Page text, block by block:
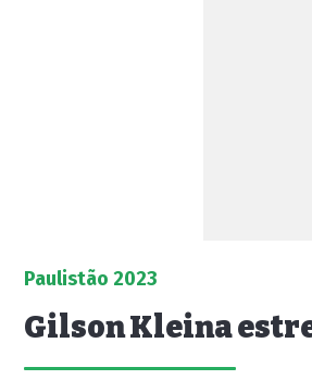
Paulistão 2023
Gilson Kleina